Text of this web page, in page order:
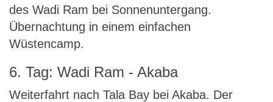
des Wadi Ram bei Sonnenuntergang.
Übernachtung in einem einfachen
Wüstencamp.
6. Tag: Wadi Ram - Akaba
Weiterfahrt nach Tala Bay bei Akaba. Der